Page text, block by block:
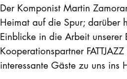
Der Komponist Martin
Heimat auf die Spur; darüber
Einblicke in die Arbeit unserer
Kooperationspartner
interessante Gäste zu uns ins